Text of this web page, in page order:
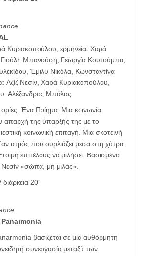
Κυριακοπούλου, ερμηνεία: Χαρά
Μπανούση, Γεωργία Κουτούμπα,
Έμιλυ Νικόλα, Κωνσταντίνα
Αζίζ Νεσίν, Χαρά Κυριακοπούλου,
Αλέξανδρος Μπάλας
Ένα Ποίημα. Μια κοινωνία
απαρχή της ύπαρξής της με το
κοινωνική επιταγή. Μια σκοτεινή
ατμός που ουρλιάζει μέσα στη χύτρα.
επιτέλους να μιλήσει. Βασισμένο
Νεσίν «σώπα, μη μιλάς».
20΄
Panarmonia
βασίζεται σε μια αυθόρμητη
συνεργασία μεταξύ των